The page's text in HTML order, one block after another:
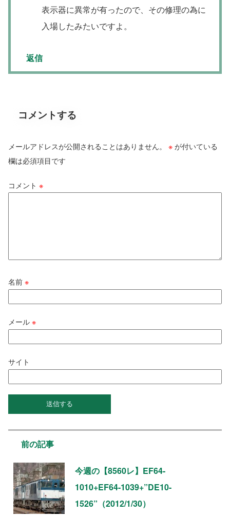
表示器に異常が有ったので、その修理の為に
入場したみたいですよ。
返信
コメントする
メールアドレスが公開されることはありません。 ※が付いている
欄は必須項目です
コメント ※
名前※
メール※
サイト
前の記事
今週の【8560レ】EF64-
1010+EF64-1039+”DE10-
1526”（2012/1/30）